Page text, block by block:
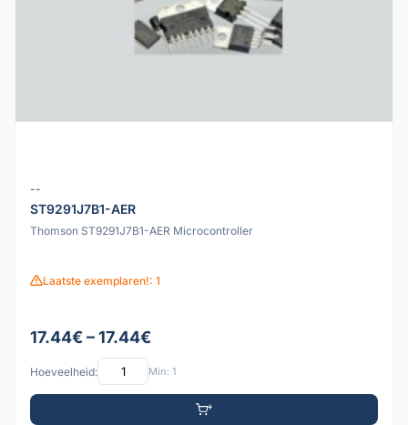
--
ST9291J7B1-AER
Thomson ST9291J7B1-AER Microcontroller
Laatste exemplaren!: 1
17.44€ – 17.44€
Hoeveelheid: Min: 1